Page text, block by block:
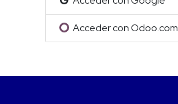
Acceder con Odoo.com